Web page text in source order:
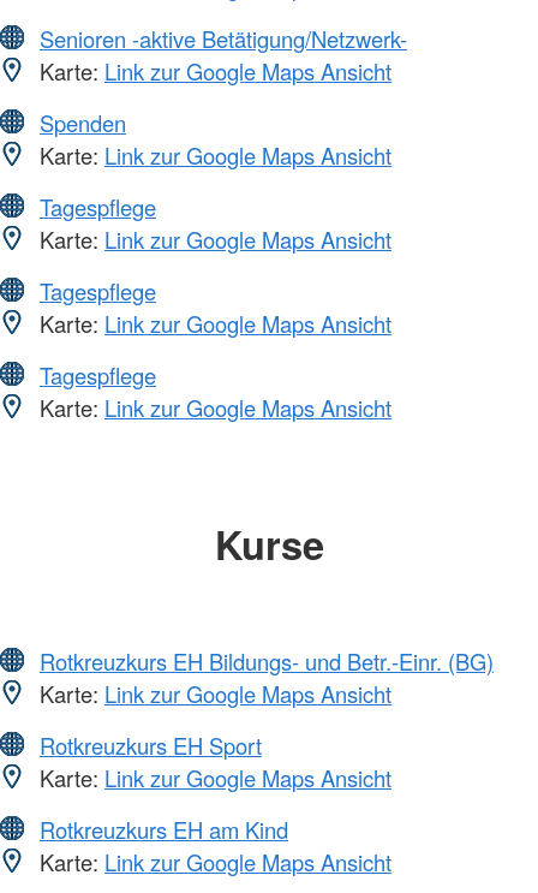
Senioren -aktive Betätigung/Netzwerk-
Karte: Link zur Google Maps Ansicht
Spenden
Karte: Link zur Google Maps Ansicht
Tagespflege
Karte: Link zur Google Maps Ansicht
Tagespflege
Karte: Link zur Google Maps Ansicht
Tagespflege
Karte: Link zur Google Maps Ansicht
Kurse
Rotkreuzkurs EH Bildungs- und Betr.-Einr. (BG)
Karte: Link zur Google Maps Ansicht
Rotkreuzkurs EH Sport
Karte: Link zur Google Maps Ansicht
Rotkreuzkurs EH am Kind
Karte: Link zur Google Maps Ansicht